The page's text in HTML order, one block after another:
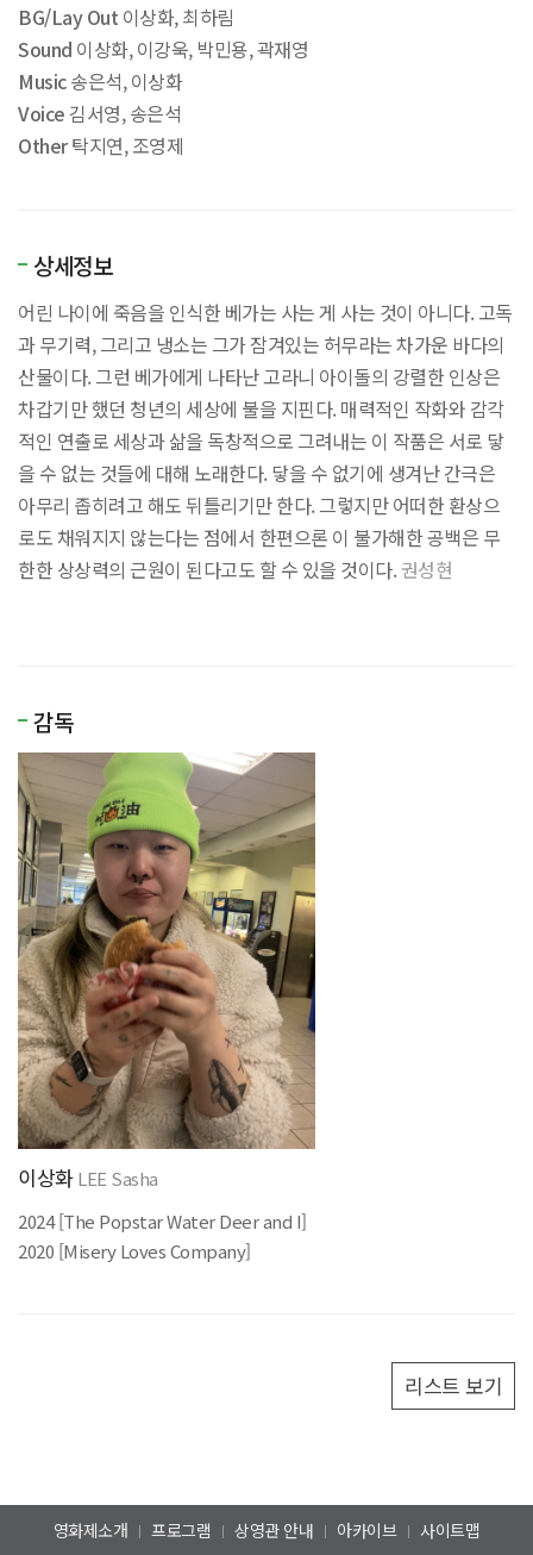
BG/Lay Out 이상화, 최하림
Sound 이상화, 이강욱, 박민용, 곽재영
Music송은석, 이상화
Voice김서영, 송은석
Other탁지연, 조영제
상세정보
어린 나이에 죽음을 인식한 베가는 사는 게 사는 것이 아니다. 고독
과 무기력, 그리고 냉소는 그가 잠겨있는 허무라는 차가운 바다의
산물이다. 그런 베가에게 나타난 고라니 아이돌의 강렬한 인상은
차갑기만 했던 청년의 세상에 불을 지핀다. 매력적인 작화와 감각
적인 연출로 세상과 삶을 독창적으로 그려내는 이 작품은 서로 닿
을 수 없는 것들에 대해 노래한다. 닿을 수 없기에 생겨난 간극은
아무리 좁히려고 해도 뒤틀리기만 한다. 그렇지만 어떠한 환상으
로도 채워지지 않는다는 점에서 한편으론 이 불가해한 공백은 무
한한 상상력의 근원이 된다고도 할 수 있을 것이다.권성현
감독
이상화LEE Sasha
2024 [The Popstar Water Deer and I]
2020 [Misery Loves Company]
리스트 보기
영화제소개 프로그램 상영관 안내 아카이브 사이트맵